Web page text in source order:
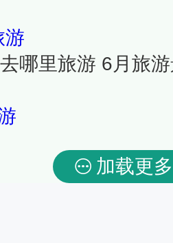
游
哪里旅游 6月旅
加载更多